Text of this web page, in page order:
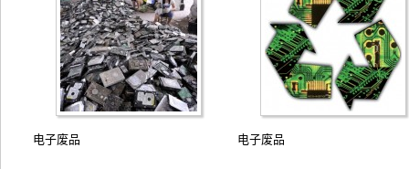
电子废品 电子废品